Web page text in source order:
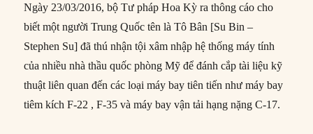
Ngày 23/03/2016, bộ Tư pháp Hoa Kỳ ra thông cáo cho
biết một người Trung Quốc tên là Tô Bân [Su Bin –
Stephen Su] đã thú nhận tội xâm nhập hệ thống máy tính
của nhiều nhà thầu quốc phòng Mỹ để đánh cắp tài liệu kỹ
thuật liên quan đến các loại máy bay tiên tiến như máy bay
tiêm kích F-22 , F-35 và máy bay vận tải hạng nặng C-17.